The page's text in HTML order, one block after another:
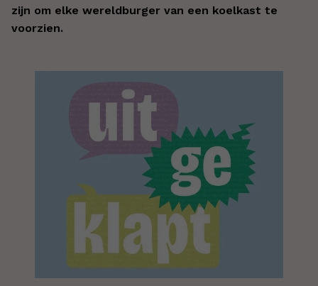
zijn om elke wereldburger van een koelkast te
voorzien.